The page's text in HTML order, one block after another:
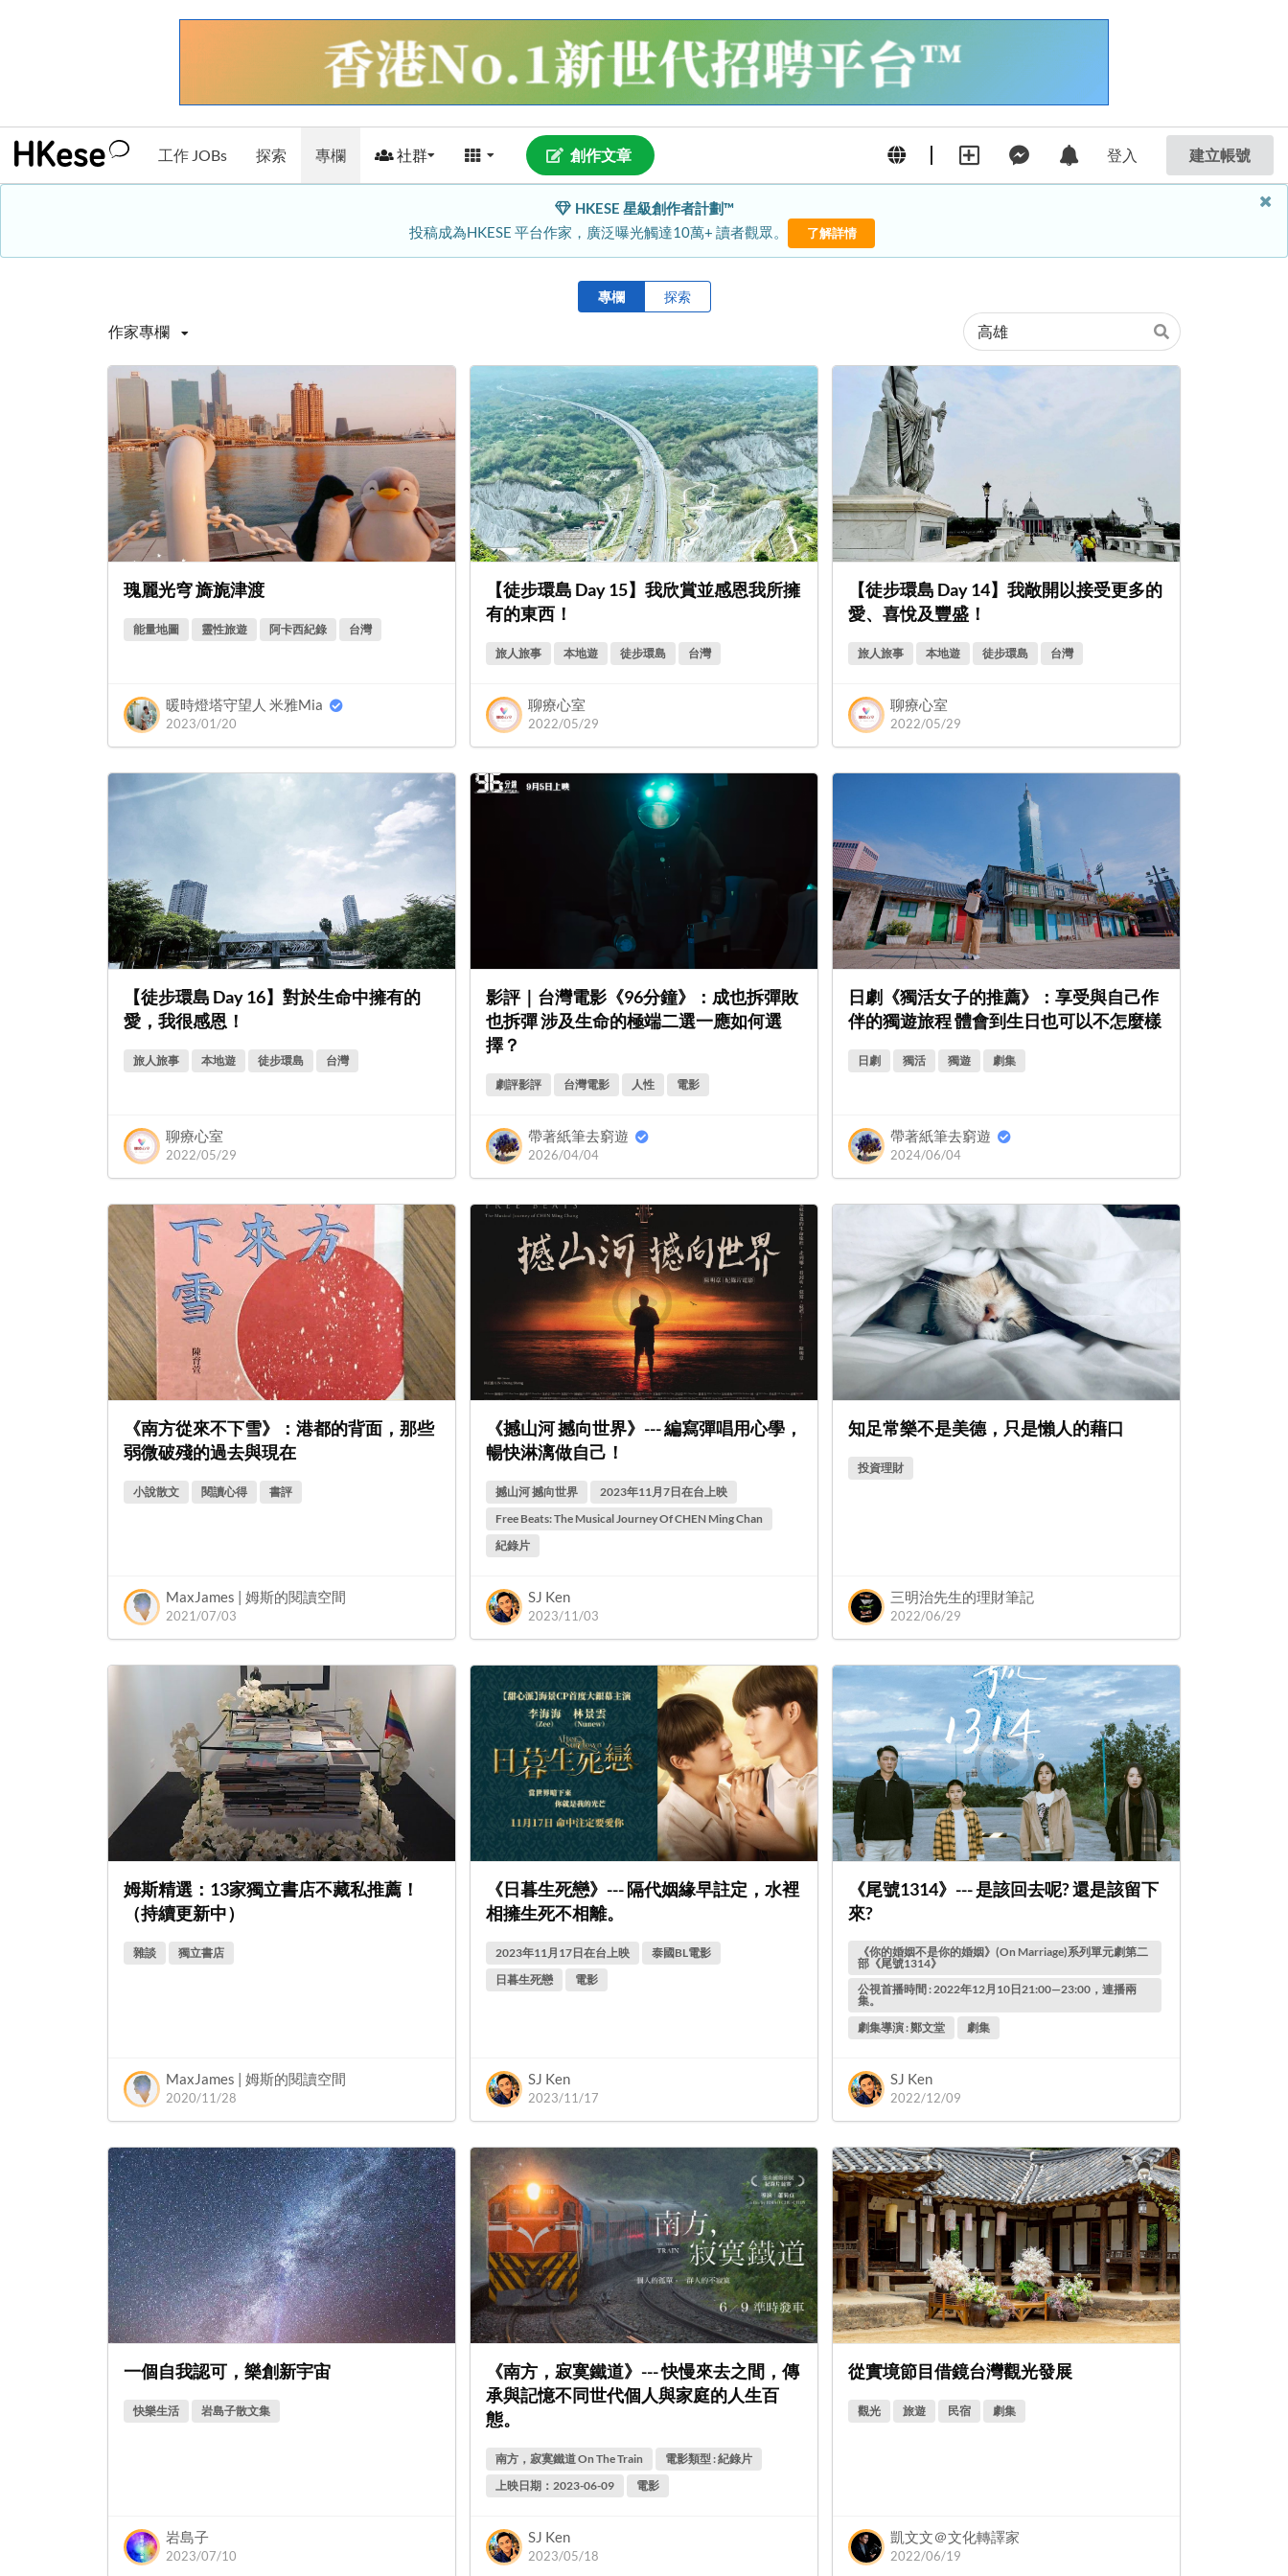
工作 JOBs 探索 專欄 社群 創作文章 登入 建立帳號
HKESE 星級創作者計劃™
投稿成為HKESE 平台作家，廣泛曝光觸達10萬+ 讀者觀眾。
了解詳情
專欄 探索
作家專欄
瑰麗光穹 旖旎津渡
能量地圖 靈性旅遊 阿卡西紀錄 台灣
暖時燈塔守望人 米雅Mia
2023/01/20
【徒步環島 Day 15】我欣賞並感恩我所擁
有的東西！
旅人旅事 本地遊 徒步環島 台灣
聊療心室
2022/05/29
【徒步環島 Day 14】我敞開以接受更多的
愛、喜悅及豐盛！
旅人旅事 本地遊 徒步環島 台灣
聊療心室
2022/05/29
【徒步環島 Day 16】對於生命中擁有的
愛，我很感恩！
旅人旅事 本地遊 徒步環島 台灣
聊療心室
2022/05/29
影評｜台灣電影《96分鐘》：成也拆彈敗
也拆彈 涉及生命的極端二選一應如何選
擇？
劇評影評 台灣電影 人性 電影
帶著紙筆去窮遊
2026/04/04
日劇《獨活女子的推薦》：享受與自己作
伴的獨遊旅程 體會到生日也可以不怎麼樣
日劇 獨活 獨遊 劇集
帶著紙筆去窮遊
2024/06/04
《南方從來不下雪》：港都的背面，那些
弱微破殘的過去與現在
小說散文 閱讀心得 書評
MaxJames | 姆斯的閱讀空間
2021/07/03
《撼山河 撼向世界》--- 編寫彈唱用心學，
暢快淋漓做自己！
撼山河 撼向世界
2023年11月7日在台上映
Free Beats: The Musical Journey Of CHEN Ming Chan
紀錄片
SJ Ken
2023/11/03
知足常樂不是美德，只是懶人的藉口
投資理財
三明治先生的理財筆記
2022/06/29
姆斯精選：13家獨立書店不藏私推薦！
（持續更新中）
雜談 獨立書店
MaxJames | 姆斯的閱讀空間
2020/11/28
《日暮生死戀》--- 隔代姻緣早註定，水裡
相擁生死不相離。
2023年11月17日在台上映
泰國BL電影
日暮生死戀
電影
SJ Ken
2023/11/17
《尾號1314》--- 是該回去呢? 還是該留下
來?
《你的婚姻不是你的婚姻》(On Marriage)系列單元劇第二
部《尾號1314》
公視首播時間 : 2022年12月10日21:00—23:00，連播兩
集。
劇集導演 : 鄭文堂
劇集
SJ Ken
2022/12/09
一個自我認可，樂創新宇宙
快樂生活 岩島子散文集
岩島子
2023/07/10
《南方，寂寞鐵道》--- 快慢來去之間，傳
承與記憶不同世代個人與家庭的人生百
態。
南方，寂寞鐵道 On The Train
電影類型 : 紀錄片
上映日期：2023-06-09
電影
SJ Ken
2023/05/18
從實境節目借鏡台灣觀光發展
觀光 旅遊 民宿 劇集
凱文文＠文化轉譯家
2022/06/19